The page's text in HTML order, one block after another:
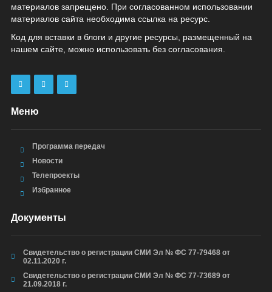
материалов запрещено. При согласованном использовании
материалов сайта необходима ссылка на ресурс.
Код для вставки в блоги и другие ресурсы, размещенный на
нашем сайте, можно использовать без согласования.
Меню
Программа передач
Новости
Телепроекты
Избранное
Документы
Свидетельство о регистрации СМИ Эл № ФС 77-79468 от
02.11.2020 г.
Свидетельство о регистрации СМИ Эл № ФС 77-73689 от
21.09.2018 г.